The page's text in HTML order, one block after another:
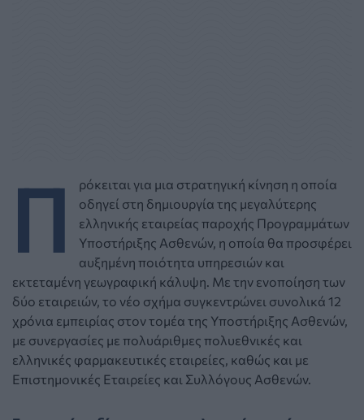
Π
ρόκειται για μια στρατηγική κίνηση η οποία
οδηγεί στη δημιουργία της μεγαλύτερης
ελληνικής εταιρείας παροχής Προγραμμάτων
Υποστήριξης Ασθενών, η οποία θα προσφέρει
αυξημένη ποιότητα υπηρεσιών και
εκτεταμένη γεωγραφική κάλυψη. Με την ενοποίηση των
δύο εταιρειών, το νέο σχήμα συγκεντρώνει συνολικά 12
χρόνια εμπειρίας στον τομέα της Υποστήριξης Ασθενών,
με συνεργασίες με πολυάριθμες πολυεθνικές και
ελληνικές φαρμακευτικές εταιρείες, καθώς και με
Επιστημονικές Εταιρείες και Συλλόγους Ασθενών.